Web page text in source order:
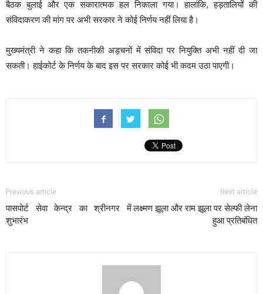
बैठक बुलाई और एक सकारात्मक हल निकाला गया। हालांकि, हड़तालियों की
संविदाकरण की मांग पर अभी सरकार ने कोई निर्णय नहीं लिया है।
मुख्यमंत्री ने कहा कि तकनीकी अड़चनों में संविदा पर नियुक्ति अभी नहीं दी जा
सकती। हाईकोर्ट के निर्णय के बाद इस पर सरकार कोई भी कदम उठा पाएगी।
Previous article
पासपोर्ट सेवा केन्द्र का श्रीनगर में
शुभारंभ
Next article
लक्ष्मण झूला और राम झूला पर सेल्फी लेना
हुआ प्रतिबंधित